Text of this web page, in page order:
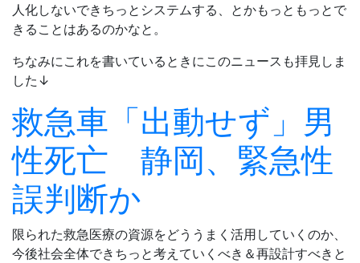
人化しないできちっとシステムする、とかもっともっとで
きることはあるのかなと。
ちなみにこれを書いているときにこのニュースも拝見しま
した↓
救急車「出動せず」男
性死亡 静岡、緊急性
誤判断か
限られた救急医療の資源をどううまく活用していくのか、
今後社会全体できちっと考えていくべき＆再設計すべきと